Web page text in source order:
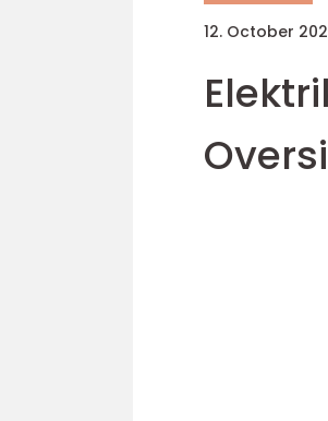
12. October